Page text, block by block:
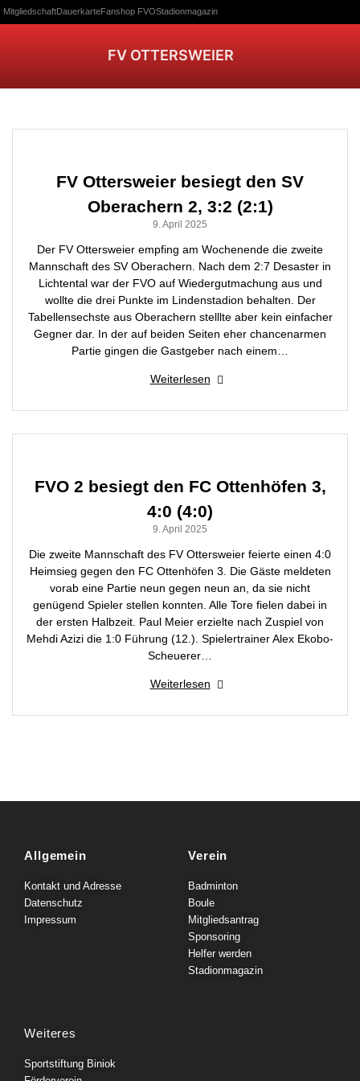
MitgliedschaftDauerkarteFanshop FVOStadionmagazin
FV OTTERSWEIER
FV Ottersweier besiegt den SV
Oberachern 2, 3:2 (2:1)
9. April 2025
Der FV Ottersweier empfing am Wochenende die zweite
Mannschaft des SV Oberachern. Nach dem 2:7 Desaster in
Lichtental war der FVO auf Wiedergutmachung aus und
wollte die drei Punkte im Lindenstadion behalten. Der
Tabellensechste aus Oberachern stelllte aber kein einfacher
Gegner dar. In der auf beiden Seiten eher chancenarmen
Partie gingen die Gastgeber nach einem…
Weiterlesen
FVO 2 besiegt den FC Ottenhöfen 3,
4:0 (4:0)
9. April 2025
Die zweite Mannschaft des FV Ottersweier feierte einen 4:0
Heimsieg gegen den FC Ottenhöfen 3. Die Gäste meldeten
vorab eine Partie neun gegen neun an, da sie nicht
genügend Spieler stellen konnten. Alle Tore fielen dabei in
der ersten Halbzeit. Paul Meier erzielte nach Zuspiel von
Mehdi Azizi die 1:0 Führung (12.). Spielertrainer Alex Ekobo-
Scheuerer…
Weiterlesen
Allgemein
Kontakt und Adresse
Datenschutz
Impressum
Verein
Badminton
Boule
Mitgliedsantrag
Sponsoring
Helfer werden
Stadionmagazin
Weiteres
Sportstiftung Biniok